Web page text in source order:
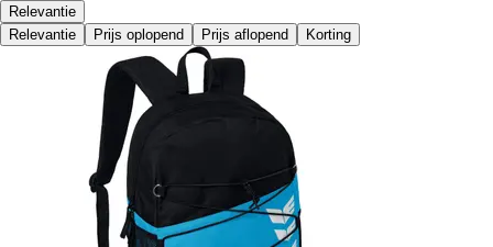
Relevantie
Relevantie
Prijs oplopend Prijs aflopend Korting